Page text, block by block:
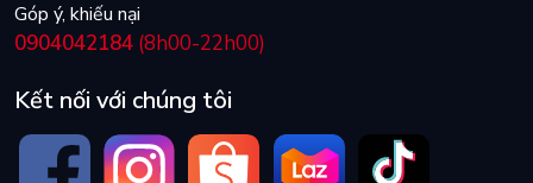
Góp ý, khiếu nại
0904042184 (8h00-22h00)
Kết nối với chúng tôi